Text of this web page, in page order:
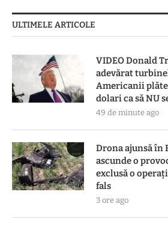
ULTIMELE ARTICOLE
VIDEO Donald
adevărat
Americanii
dolari ca să NU
49 de minute ago
Drona ajunsă în
ascunde o
exclusă o
fals
3 ore ago